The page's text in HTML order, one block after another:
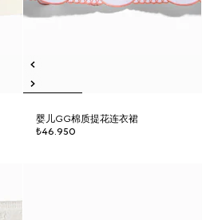
婴儿GG棉质提花连衣裙
₺46.950